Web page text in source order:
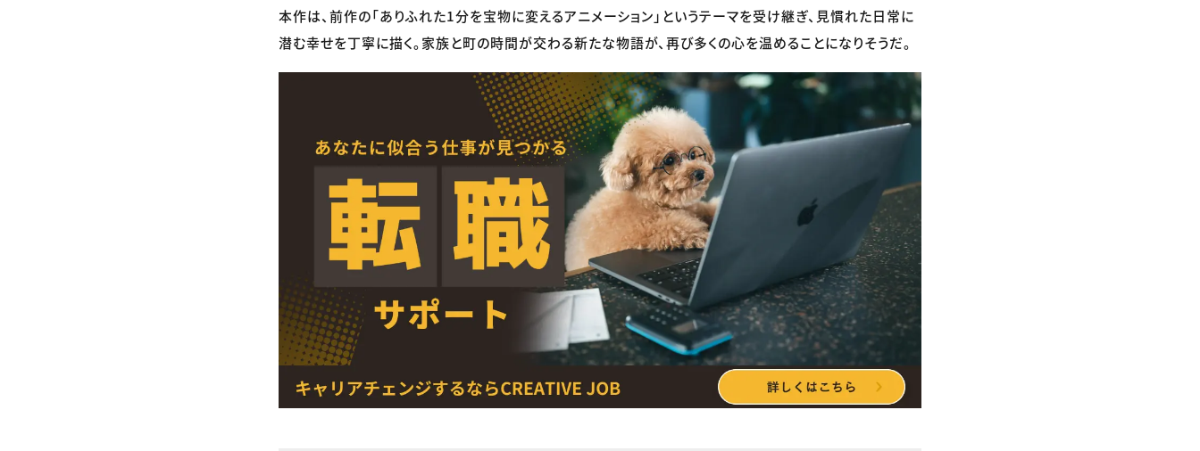
本作は、前作の「ありふれた1分を宝物に変えるアニメーション」というテーマを受け継ぎ、見慣れた日常に
潜む幸せを丁寧に描く。家族と町の時間が交わる新たな物語が、再び多くの心を温めることになりそうだ。